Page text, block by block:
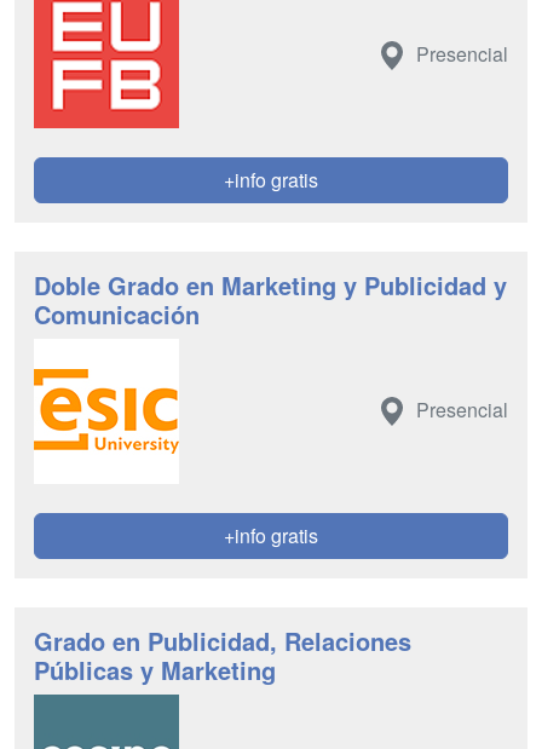
Presencial
+info gratis
Doble Grado en Marketing y Publicidad y
Comunicación
Presencial
+info gratis
Grado en Publicidad, Relaciones
Públicas y Marketing